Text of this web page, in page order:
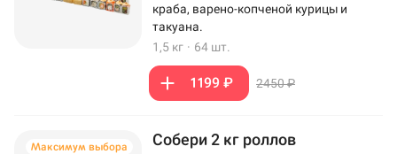
краба, варено-копченой курицы и
такуана.
1,5 кг · 64 шт.
1199 ₽ 2450 ₽
Максимум выбора Собери 2 кг роллов